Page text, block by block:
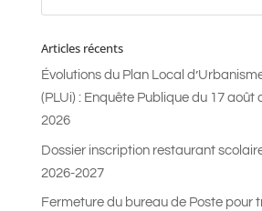
Articles récents
Évolutions du Plan Local
(PLUi) : Enquête Publique du 17 août
2026
Dossier inscription restaurant
2026-2027
Fermeture du bureau de Poste pour